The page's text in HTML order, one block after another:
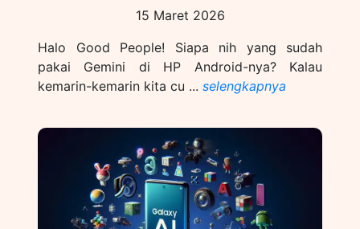
15 Maret 2026
Halo Good People! Siapa nih yang sudah
pakai Gemini di HP Android-nya? Kalau
kemarin-kemarin kita cu ... selengkapnya